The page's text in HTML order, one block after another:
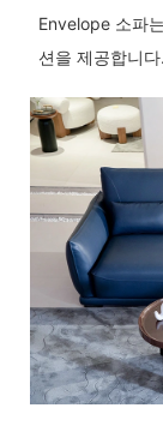
Envelope 소파
션을 제공합니다.